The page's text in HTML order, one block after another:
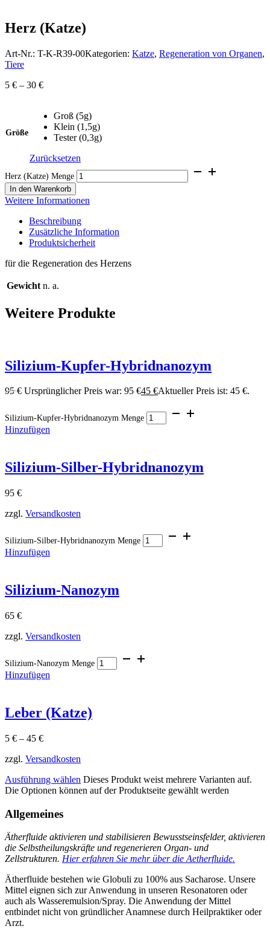
Herz (Katze)
Art-Nr.: T-K-R39-00Kategorien: Katze, Regeneration von Organen,
Tiere
5 € – 30 €
Größe
Groß (5g)
Klein (1,5g)
Tester (0,3g)
Zurücksetzen
Herz (Katze) Menge
In den Warenkorb
Weitere Informationen
Beschreibung
Zusätzliche Information
Produktsicherheit
für die Regeneration des Herzens
Gewicht n. a.
Weitere Produkte
Silizium-Kupfer-Hybridnanozym
95€ Ursprünglicher Preis war: 95 €45 €Aktueller Preis ist: 45 €.
Silizium-Kupfer-Hybridnanozym Menge
Hinzufügen
Silizium-Silber-Hybridnanozym
95 €
zzgl. Versandkosten
Silizium-Silber-Hybridnanozym Menge
Hinzufügen
Silizium-Nanozym
65 €
zzgl. Versandkosten
Silizium-Nanozym Menge
Hinzufügen
Leber (Katze)
5 € – 45 €
zzgl. Versandkosten
Ausführung wählen Dieses Produkt weist mehrere Varianten auf.
Die Optionen können auf der Produktseite gewählt werden
Allgemeines
Ätherfluide aktivieren und stabilisieren Bewusstseinsfelder, aktivieren
die Selbstheilungskräfte und regenerieren Organ- und
Zellstrukturen. Hier erfahren Sie mehr über die Aetherfluide.
Ätherfluide bestehen wie Globuli zu 100% aus Sacharose. Unsere
Mittel eignen sich zur Anwendung in unseren Resonatoren oder
auch als Wasseremulsion/Spray. Die Anwendung der Mittel
entbindet nicht von gründlicher Anamnese durch Heilpraktiker oder
Arzt.